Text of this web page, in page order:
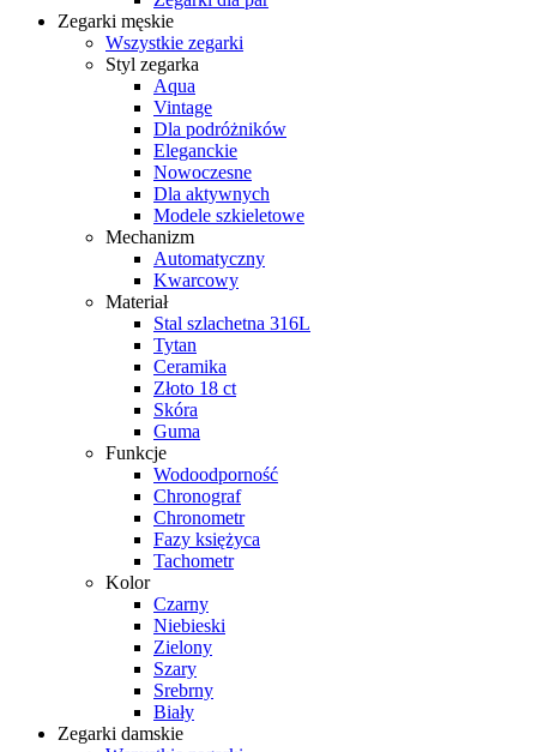
Zegarki męskie
Wszystkie zegarki
Styl zegarka
Aqua
Vintage
Dla podróżników
Eleganckie
Nowoczesne
Dla aktywnych
Modele szkieletowe
Mechanizm
Automatyczny
Kwarcowy
Materiał
Stal szlachetna 316L
Tytan
Ceramika
Złoto 18 ct
Skóra
Guma
Funkcje
Wodoodporność
Chronograf
Chronometr
Fazy księżyca
Tachometr
Kolor
Czarny
Niebieski
Zielony
Szary
Srebrny
Biały
Zegarki damskie